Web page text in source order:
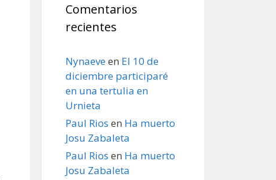
Comentarios
recientes
Nynaeveen El 10 de
diciembre participaré
en una tertulia en
Urnieta
Paul Rios en Ha muerto
Josu Zabaleta
Paul Rios en Ha muerto
Josu Zabaleta